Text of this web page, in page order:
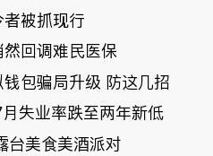
被抓现行
回调难民医保
包骗局升级 防这几招
失业率跌至两年新低
台美食美酒派对